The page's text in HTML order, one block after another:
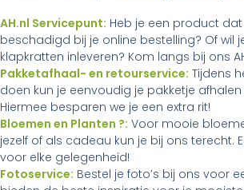
AH.nl Servicepunt: Heb je een product
beschadigd bij je online bestelling? Of wil
klapkratten inleveren? Kom langs bij ons
Pakketafhaal- en retourservice: Tijdens
doen kun je eenvoudig je pakketje
Hiermee besparen we je een extra rit!
Bloemen en Planten ?: Voor mooie
jezelf of als cadeau kun je bij ons terecht.
voor elke gelegenheid!
Fotoservice: Bestel je foto’s bij ons voor